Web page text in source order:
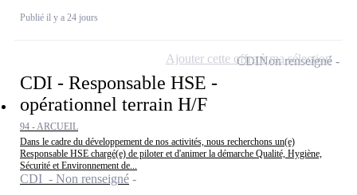
Publié il y a 24 jours
CDI - Responsable HSE -
opérationnel terrain H/F
94 - ARCUEIL
Dans le cadre du développement de nos activités, nous recherchons un(e)
Responsable HSE chargé(e) de piloter et d'animer la démarche Qualité, Hygiène,
Sécurité et Environnement de...
CDI - Non renseigné
CDINon renseigné
Ajouter cette offre à ma sélection